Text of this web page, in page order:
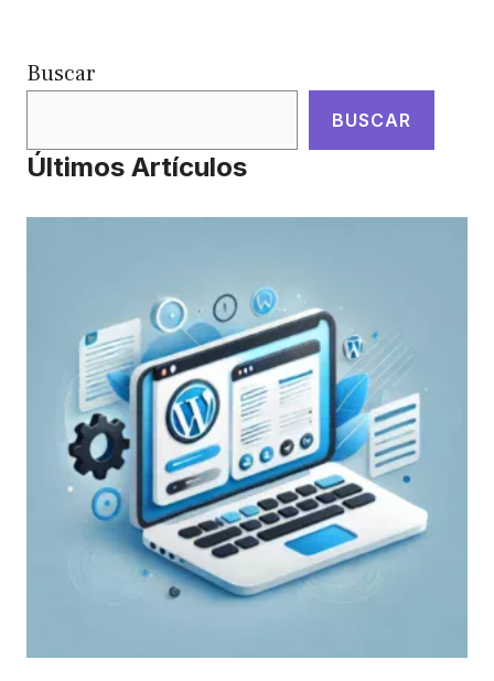
Buscar
BUSCAR
Últimos Artículos